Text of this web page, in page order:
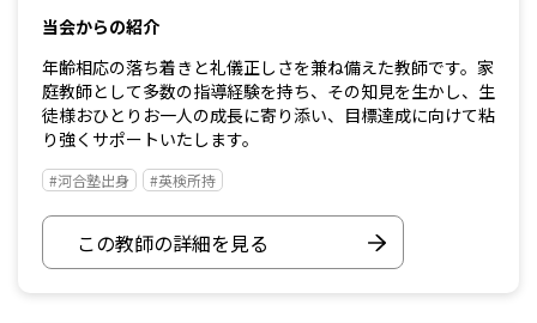
当会からの紹介
年齢相応の落ち着きと礼儀正しさを兼ね備えた教師です。家
庭教師として多数の指導経験を持ち、その知見を生かし、生
徒様おひとりお一人の成長に寄り添い、目標達成に向けて粘
り強くサポートいたします。
#河合塾出身 #英検所持
この教師の詳細を見る